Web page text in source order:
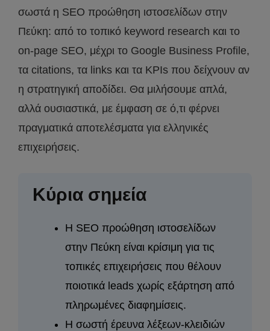
σωστά η SEO προώθηση ιστοσελίδων στην
Πεύκη: από το τοπικό keyword research και το
on-page SEO, μέχρι το Google Business Profile,
τα citations, τα links και τα KPIs που δείχνουν αν
η στρατηγική αποδίδει. Θα μιλήσουμε απλά,
αλλά ουσιαστικά, με έμφαση σε ό,τι φέρνει
πραγματικά αποτελέσματα για ελληνικές
επιχειρήσεις.
Κύρια σημεία
Η SEO προώθηση ιστοσελίδων
στην Πεύκη είναι κρίσιμη για τις
τοπικές επιχειρήσεις που θέλουν
ποιοτικά leads χωρίς εξάρτηση από
πληρωμένες διαφημίσεις.
Η σωστή έρευνα λέξεων-κλειδιών